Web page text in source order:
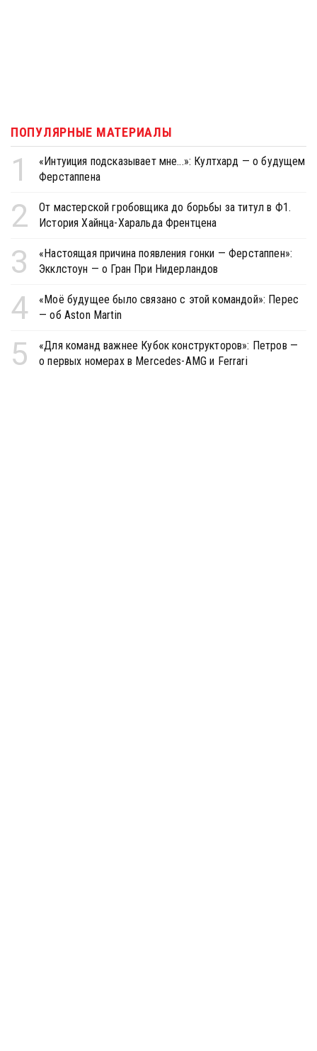
ПОПУЛЯРНЫЕ МАТЕРИАЛЫ
1
«Интуиция подсказывает мне...»: Култхард — о будущем
Ферстаппена
2
От мастерской гробовщика до борьбы за титул в Ф1.
История Хайнца-Харальда Френтцена
3
«Настоящая причина появления гонки — Ферстаппен»:
Экклстоун — о Гран При Нидерландов
4
«Моё будущее было связано с этой командой»: Перес
— об Aston Martin
5
«Для команд важнее Кубок конструкторов»: Петров —
о первых номерах в Mercedes-AMG и Ferrari